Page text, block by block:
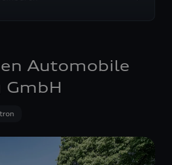
Automobile
GmbH